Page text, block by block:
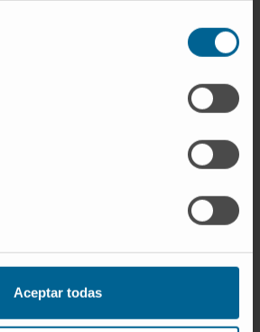
Aceptar todas
ha publicado 15 artículos en
la mayoría en Q1.
donde ha
ponente invitada en varios de
como ponente en centros
como Oncogene, Cell Death
etc.
como evaluadora en